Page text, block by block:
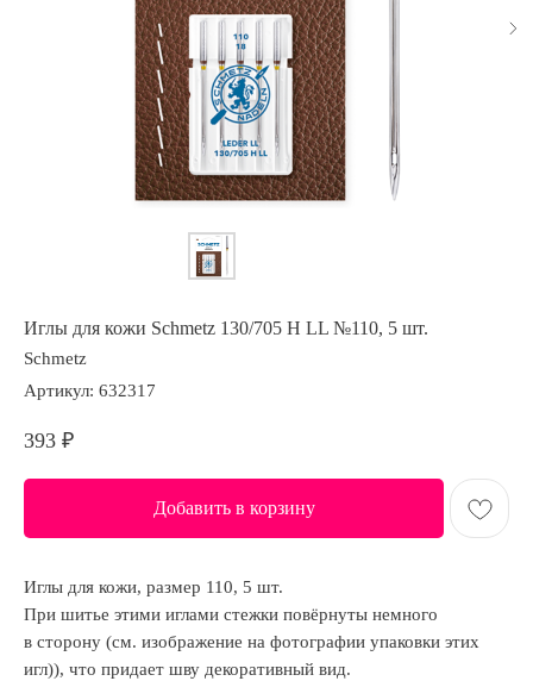
Иглы для кожи Schmetz 130/705 H LL №110, 5 шт.
Schmetz
Артикул: 632317
393 ₽
Добавить в корзину
Иглы для кожи, размер 110, 5 шт.
При шитье этими иглами стежки повёрнуты немного
в сторону (см. изображение на фотографии упаковки этих
игл)), что придает шву декоративный вид.